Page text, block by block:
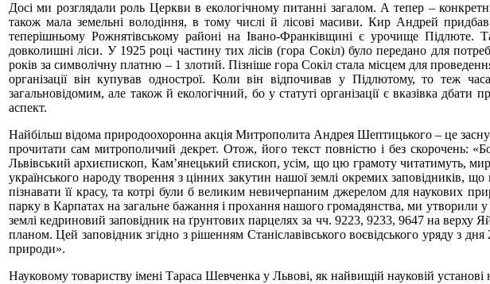
Досі ми розглядали роль Церкви в екологічному питанні загалом. А тепер –
також мала земельні володіння, в тому числі й лісові масиви. Кир Андрей
теперішньому Рожнятівському районі на Івано-Франківщині є урочище Підлюте.
довколишні ліси. У 1925 році частину тих лісів (гора Сокіл) було передано для
років за символічну платню – 1 злотий. Пізніше гора Сокіл стала місцем для
організації він купував однострої. Коли він відпочивав у Підлютому, то теж
загальновідомим, але також й екологічний, бо у статуті організації є вказівка
аспект.
Найбільш відома природоохоронна акція Митрополита Андрея Шептицького – це
прочитати сам митрополичий декрет. Отож, його текст повністю і без скорочень:
Львівський архиєпископ, Кам’янецький єпископ, усім, що цю грамоту читатимуть,
українського народу творення з цінних закутин нашої землі окремих заповідників,
пізнавати її красу, та котрі були б великим невичерпаним джерелом для наукових
парку в Карпатах на загальне бажання і прохання нашого громадянства, ми утворили у
землі кедриновий заповідник на ґрунтових парцелях за чч. 9223, 9233, 9647 на верху
планом. Цей заповідник згідно з рішенням Станіславівського воєвідського уряду з
природи».
Науковому товариству імені Тараса Шевченка у Львові, як найвищій науковій